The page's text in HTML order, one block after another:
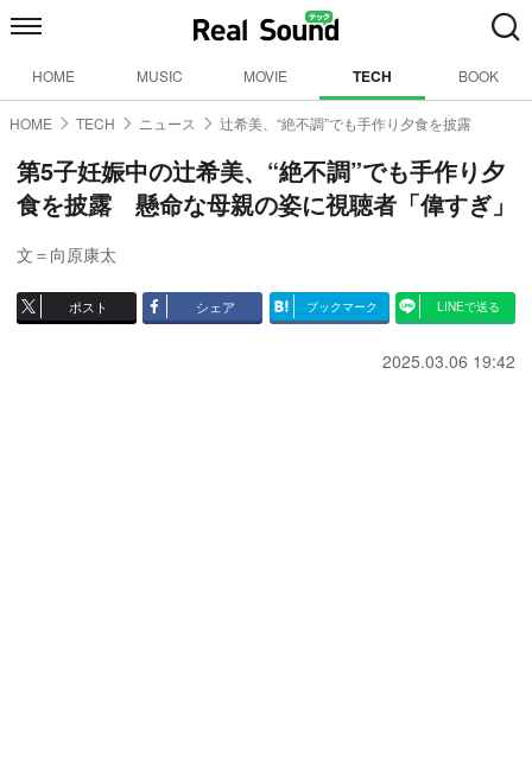
HOME MUSIC MOVIE TECH BOOK
HOME TECH ニュース 辻希美、“絶不調”でも手作り夕食を披露
第5子妊娠中の辻希美、“絶不調”でも手作り夕
食を披露 懸命な母親の姿に視聴者「偉すぎ」
文＝向原康太
ポスト シェア ブックマーク LINEで送る
2025.03.06 19:42